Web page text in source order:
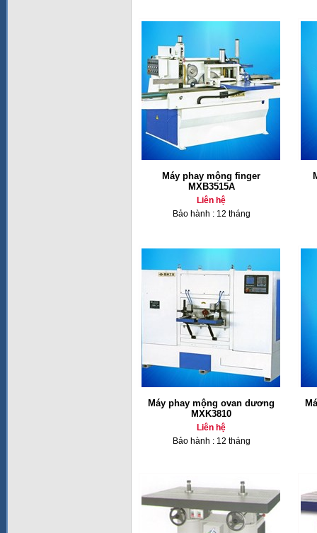
Máy phay mộng finger
MXB3515A
Liên hệ
Bảo hành : 12 tháng
Máy phay mộng ovan dương
MXK3810
Liên hệ
Bảo hành : 12 tháng